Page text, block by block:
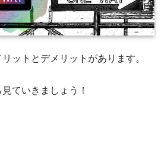
ットとデメリットがあります。
ていきましょう！